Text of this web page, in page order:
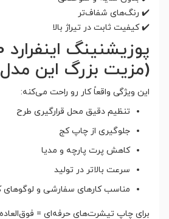
✔️ رنگ‌های شفاف‌تر
✔️ کیفیت ثابت در تیراژ بالا
(مزیت بزرگ این
این ویژگی واقعاً کار رو راحت می‌کنه:
تنظیم دقیق محل قرارگیری طرح
جلوگیری از چاپ کج
کاهش پرت پارچه و مدیا
سرعت بالاتر در تولید
مناسب کارهای سفارشی و
برای چاپ تیشرت‌های حرفه‌ای =